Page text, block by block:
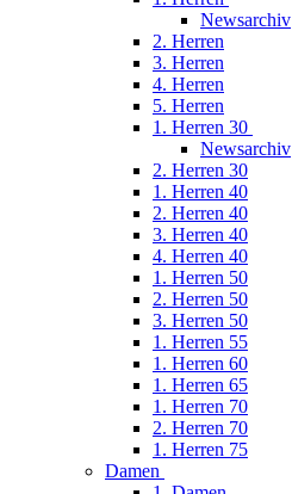
Newsarchiv
2. Herren
3. Herren
4. Herren
5. Herren
1. Herren 30
Newsarchiv
2. Herren 30
1. Herren 40
2. Herren 40
3. Herren 40
4. Herren 40
1. Herren 50
2. Herren 50
3. Herren 50
1. Herren 55
1. Herren 60
1. Herren 65
1. Herren 70
2. Herren 70
1. Herren 75
Damen